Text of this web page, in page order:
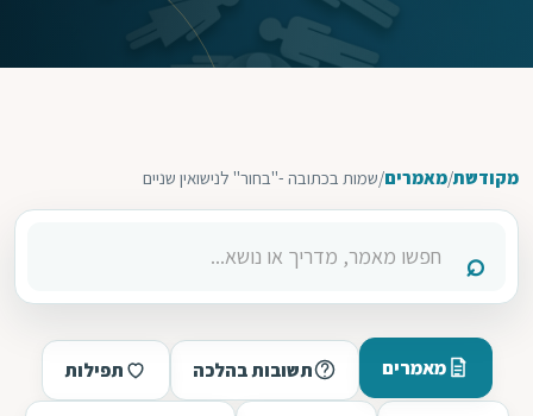
מקודשת/מאמרים/שמות בכתובה -"בחור" לנישואין שניים
מאמרים תשובות בהלכה תפילות